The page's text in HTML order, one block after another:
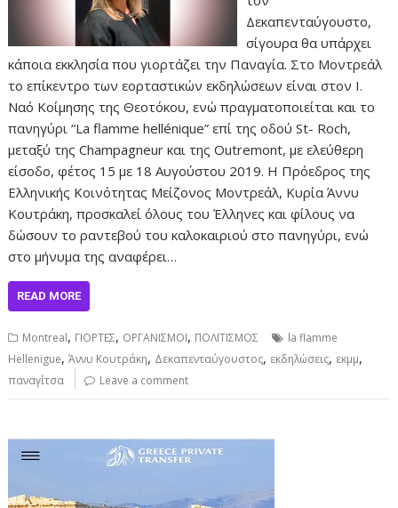
Δεκαπενταύγουστο,
σίγουρα θα υπάρχει
κάποια εκκλησία που γιορτάζει την Παναγία. Στο Μοντρεάλ
το επίκεντρο των εορταστικών εκδηλώσεων είναι στον Ι.
Ναό Κοίμησης της Θεοτόκου, ενώ πραγματοποιείται και το
πανηγύρι “La flamme hellénique” επί της οδού St- Roch,
μεταξύ της Champagneur και της Outremont, με ελεύθερη
είσοδο, φέτος 15 με 18 Αυγούστου 2019. Η Πρόεδρος της
Ελληνικής Κοινότητας Μείζονος Μοντρεάλ, Κυρία Άννυ
Κουτράκη, προσκαλεί όλους του Έλληνες και φίλους να
δώσουν το ραντεβού του καλοκαιριού στο πανηγύρι, ενώ
στο μήνυμα της αναφέρει…
READ MORE
Montreal, ΓΙΟΡΤΕΣ, ΟΡΓΑΝΙΣΜΟΙ, ΠΟΛΙΤΙΣΜΟΣ
la flamme
Hellenigue,Άννυ Κουτράκη, Δεκαπενταύγουστος, εκδηλώσεις, εκμμ,
παναγίτσα Leave a comment